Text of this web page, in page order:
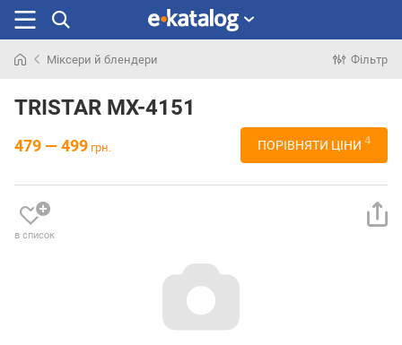
раніше
Міксери й блендери Фільтр
TRISTAR MX-4151
479 — 499 грн. ПОРІВНЯТИ ЦІНИ 4
в список